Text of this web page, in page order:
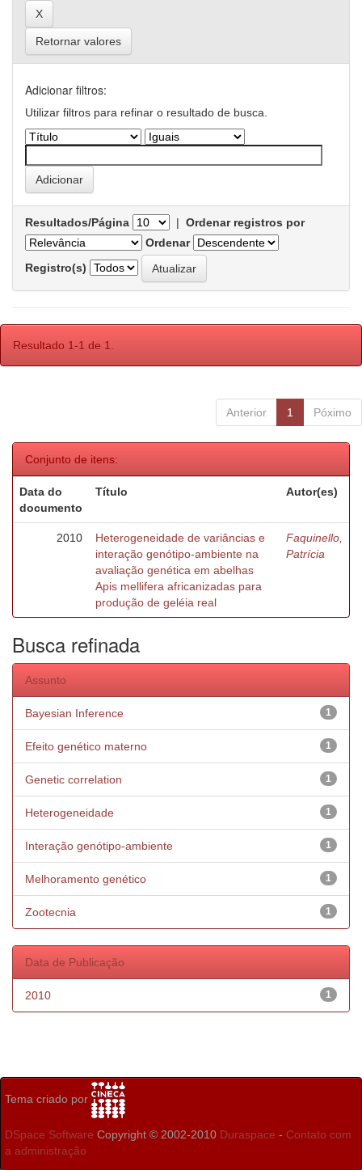
Retornar valores
Adicionar filtros:
Utilizar filtros para refinar o resultado de busca.
Resultados/Página | Ordenar registros por
Ordenar
Registro(s)
Resultado 1-1 de 1.
Anterior 1 Póximo
Conjunto de itens:
Data do
documento
Título Autor(es)
2010
Heterogeneidade de variâncias e
interação genótipo-ambiente na
avaliação genética em abelhas
Apis mellifera africanizadas para
produção de geléia real
Faquinello,
Patrícia
Busca refinada
Assunto
1
Bayesian Inference
1
Efeito genético materno
1
Genetic correlation
1
Heterogeneidade
1
Interação genótipo-ambiente
1
Melhoramento genético
1
Zootecnia
Data de Publicação
1
2010
Tema criado por
DSpace Software Copyright © 2002-2010 Duraspace - Contato com
a administração